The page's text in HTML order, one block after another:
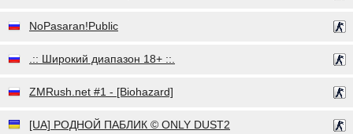
NoPasaran!Public
.:: Широкий диапазон 18+ ::.
ZMRush.net #1 - [Biohazard]
[UA] РОДНОЙ ПАБЛИК © ONLY DUST2